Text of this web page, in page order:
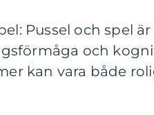
Pussel och spel
och
kan vara både